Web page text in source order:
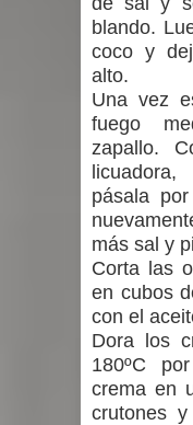
blando.
coco y
alto.
Una vez
fuego
zapallo.
pásala
más sal y
Corta las
en cubos
con el
Dora los
180ºC
crema en
crutones